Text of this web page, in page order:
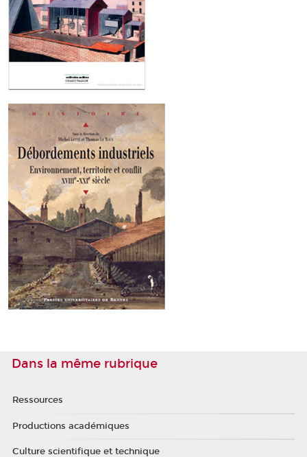
Dans la même rubrique
Ressources
Productions académiques
Culture scientifique et technique